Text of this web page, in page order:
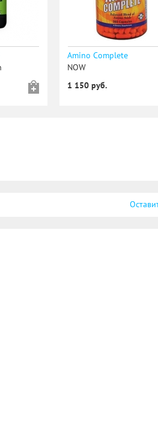
Amino Complete
NOW
1 150 руб.